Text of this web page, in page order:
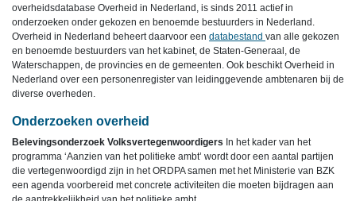
overheidsdatabase Overheid in Nederland, is sinds 2011 actief in
onderzoeken onder gekozen en benoemde bestuurders in Nederland.
Overheid in Nederland beheert daarvoor een databestand van alle gekozen
en benoemde bestuurders van het kabinet, de Staten-Generaal, de
Waterschappen, de provincies en de gemeenten. Ook beschikt Overheid in
Nederland over een personenregister van leidinggevende ambtenaren bij de
diverse overheden.
Onderzoeken overheid
Belevingsonderzoek Volksvertegenwoordigers In het kader van het
programma ‘Aanzien van het politieke ambt’ wordt door een aantal partijen
die vertegenwoordigd zijn in het ORDPA samen met het Ministerie van BZK
een agenda voorbereid met concrete activiteiten die moeten bijdragen aan